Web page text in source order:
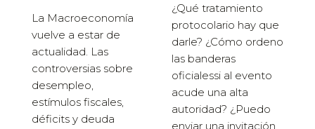
La Macroeconomía
vuelve a estar de
actualidad. Las
controversias sobre
desempleo,
estímulos fiscales,
déficits y deuda
¿Qué tratamiento
protocolario hay que
darle? ¿Cómo ordeno
las banderas
oficialessi al evento
acude una alta
autoridad? ¿Puedo
enviar una invitación